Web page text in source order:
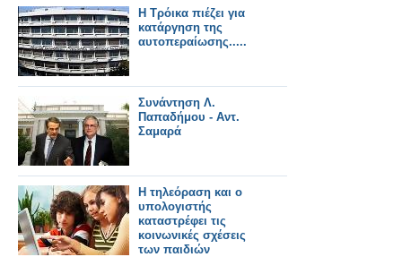
Η Τρόικα πιέζει για
κατάργηση της
αυτοπεραίωσης.....
Συνάντηση Λ.
Παπαδήμου - Αντ.
Σαμαρά
Η τηλεόραση και ο
υπολογιστής
καταστρέφει τις
κοινωνικές σχέσεις
των παιδιών